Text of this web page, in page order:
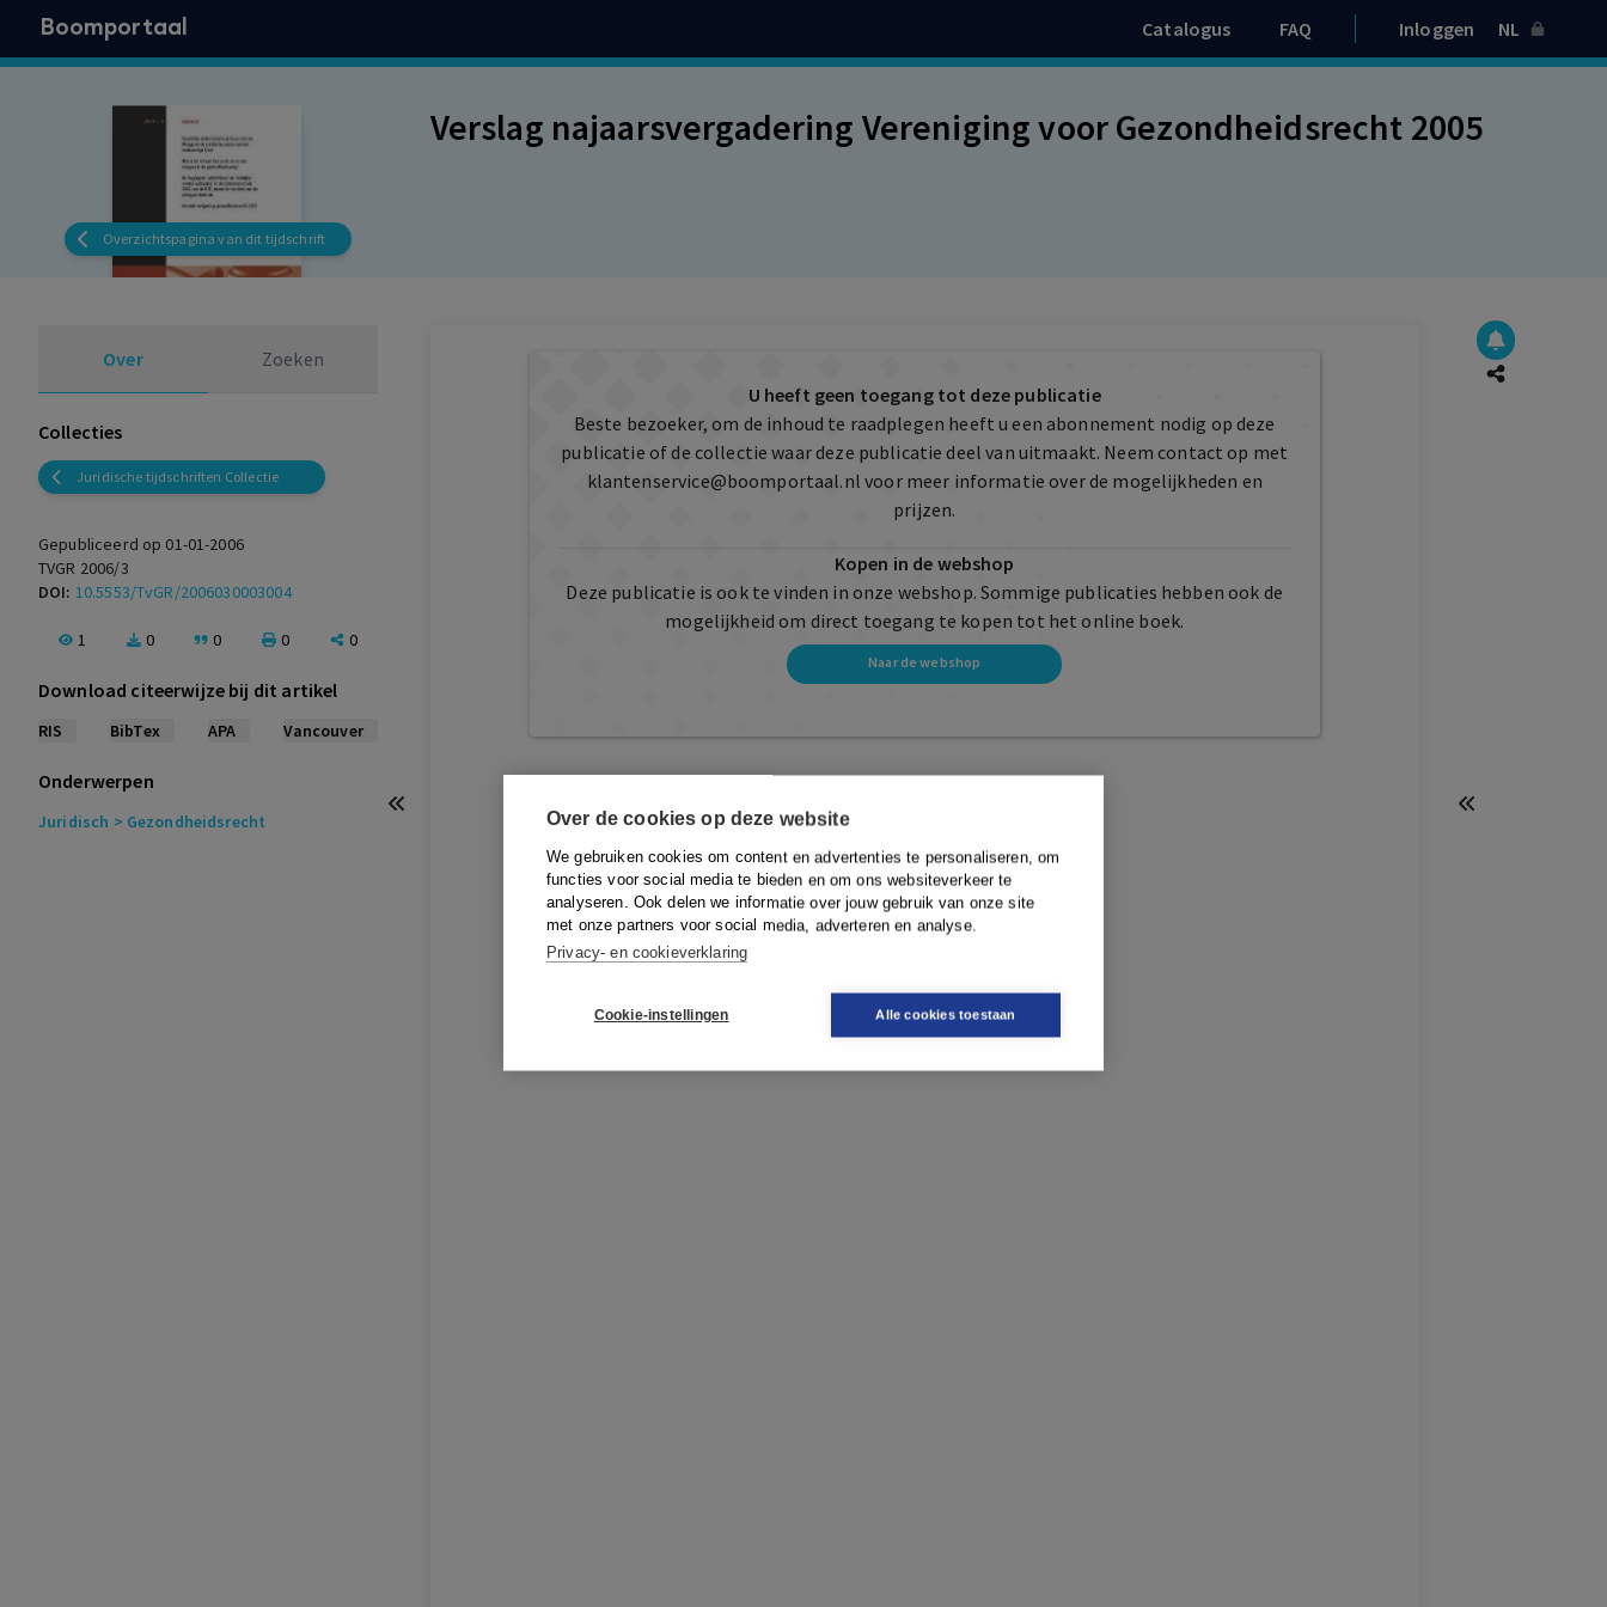
Over de cookies op deze website
We gebruiken cookies om content en advertenties te personaliseren, om
functies voor social media te bieden en om ons websiteverkeer te
analyseren. Ook delen we informatie over jouw gebruik van onze site
met onze partners voor social media, adverteren en analyse.
Privacy- en cookieverklaring
Cookie-instellingen Alle cookies toestaan
Boomportaal Catalogus FAQ Inloggen NL
Overzichtspagina van dit tijdschrift
Verslag najaarsvergadering Vereniging voor Gezondheidsrecht 2005
Over Zoeken
Collecties
Juridische tijdschriften Collectie
Gepubliceerd op 01-01-2006
TVGR 2006/3
DOI: 10.5553/TvGR/2006030003004
1 0 0 0 0
Download citeerwijze bij dit artikel
RIS BibTex APA Vancouver
Onderwerpen
Juridisch > Gezondheidsrecht
U heeft geen toegang tot deze publicatie
Beste bezoeker, om de inhoud te raadplegen heeft u een abonnement nodig op deze
publicatie of de collectie waar deze publicatie deel van uitmaakt. Neem contact op met
klantenservice@boomportaal.nl voor meer informatie over de mogelijkheden en
prijzen.
Kopen in de webshop
Deze publicatie is ook te vinden in onze webshop. Sommige publicaties hebben ook de
mogelijkheid om direct toegang te kopen tot het online boek.
Naar de webshop